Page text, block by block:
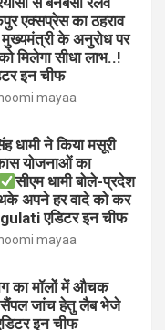
एक्सप्रेस का ठहराव
के अनुरोध पर
मिलेगा सीधा लाभ..!
इन चीफ
mayaa
धामी ने किया मसूरी
योजनाओं का
सीएम धामी बोले-प्रदेश
अपने हर वादे को कर
एडिटर इन चीफ
mayaa
का मॉलों में औचक
के सैंपल जांच हेतु लैब भेजे
इन चीफ